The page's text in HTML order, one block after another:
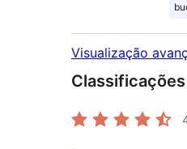
Visualização
Classificações